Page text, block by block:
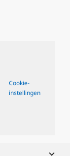
Cookie-
instellingen